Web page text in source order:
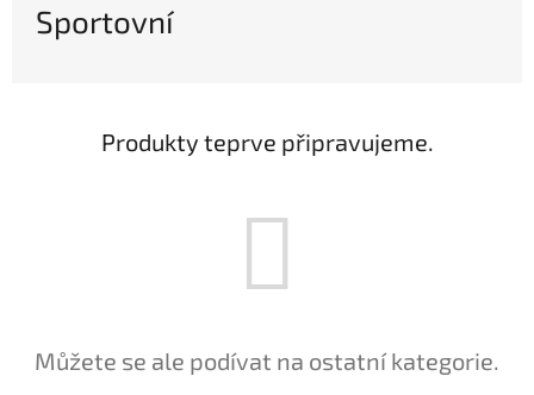
Sportovní
Produkty teprve připravujeme.
Můžete se ale podívat na ostatní kategorie.